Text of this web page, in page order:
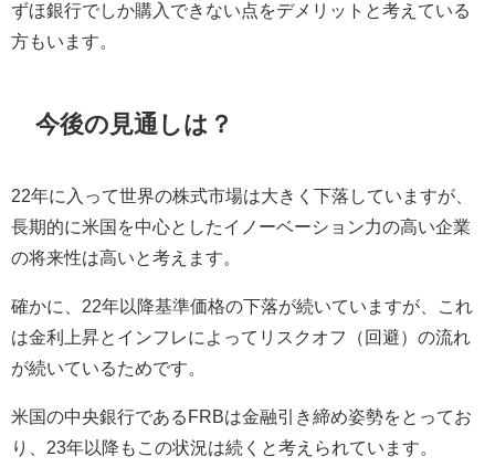
ずほ銀行でしか購入できない点をデメリットと考えている
方もいます。
今後の見通しは？
22年に入って世界の株式市場は大きく下落していますが、
長期的に米国を中心としたイノーベーション力の高い企業
の将来性は高いと考えます。
確かに、22年以降基準価格の下落が続いていますが、これ
は金利上昇とインフレによってリスクオフ（回避）の流れ
が続いているためです。
米国の中央銀行であるFRBは金融引き締め姿勢をとってお
り、23年以降もこの状況は続くと考えられています。